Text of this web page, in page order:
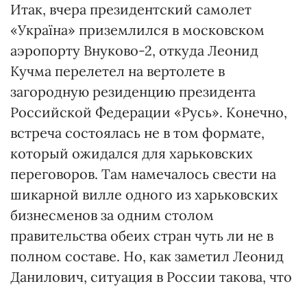
Итак, вчера президентский самолет
«Україна» приземлился в московском
аэропорту Внуково-2, откуда Леонид
Кучма перелетел на вертолете в
загородную резиденцию президента
Российской Федерации «Русь». Конечно,
встреча состоялась не в том формате,
который ожидался для харьковских
переговоров. Там намечалось свести на
шикарной вилле одного из харьковских
бизнесменов за одним столом
правительства обеих стран чуть ли не в
полном составе. Но, как заметил Леонид
Данилович, ситуация в России такова, что